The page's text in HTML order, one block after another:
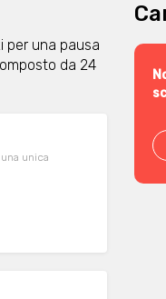
per una pausa
da 24
unica